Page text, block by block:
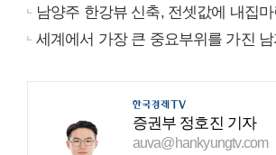
남양주 한강뷰 신축, 전셋값에 내집마
세계에서 가장 큰 중요부위를 가진
증권부 정호진 기자
auva@hankyungtv.com